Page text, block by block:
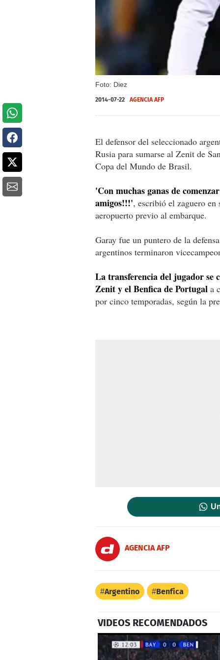
Foto: Diez
2014-07-22 AGENCIA AFP
El defensor del seleccionado
Rusia para sumarse al Zenit de
Copa del Mundo de Brasil.
'Con muchas ganas de
amigos!!!', escribió el zaguero
aeropuerto previo al embarque.
Garay fue un puntero de la
argentinos terminaron
La transferencia del jugador se
Zenit y el Benfica de Portugal a
por cinco temporadas, según la
AGENCIA AFP
Argentino Benfica
VIDEOS RECOMENDADOS